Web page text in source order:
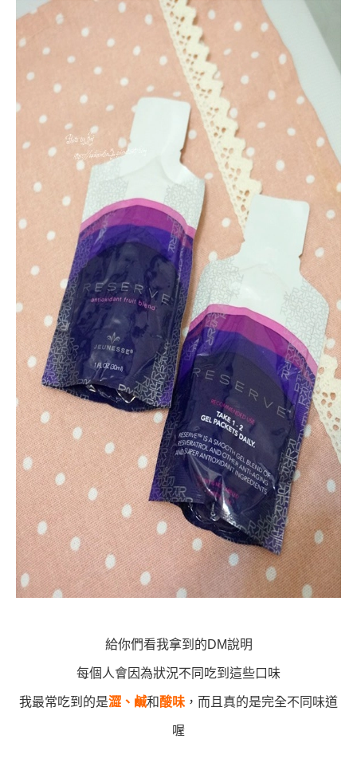
給你們看我拿到的DM說明
每個人會因為狀況不同吃到這些口味
我最常吃到的是澀、鹹和酸味 ，而且真的是完全不同味道
喔